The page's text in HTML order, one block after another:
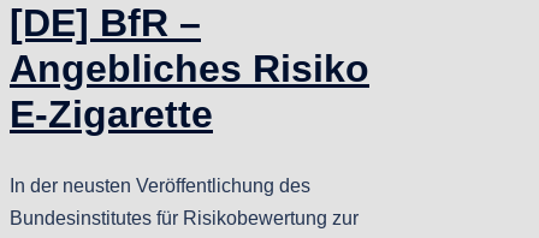
[DE] BfR –
Angebliches Risiko
E-Zigarette
In der neusten Veröffentlichung des
Bundesinstitutes für Risikobewertung zur